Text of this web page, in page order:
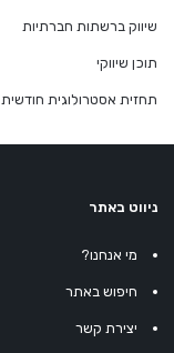
שיווק ברשתות חברתיות
תוכן שיווקי
תחזית אסטרולוגית חודשית
ניווט באתר
מי אנחנו?
חיפוש באתר
יצירת קשר